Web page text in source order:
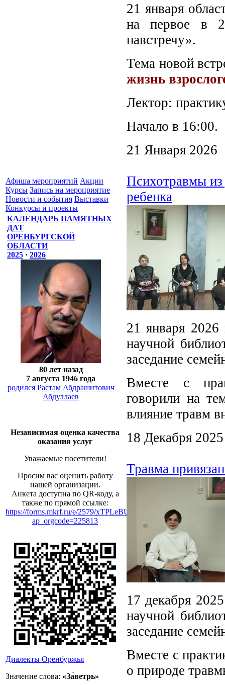
Афиша мероприятий Акции
Курсы Запись на мероприятие
Новости и события Выставки
Конкурсы и проекты
КАЛЕНДАРЬ ПАМЯТНЫХ
ДАТ
ОРЕНБУРГСКОЙ
ОБЛАСТИ
2025 · 2026
80 лет назад
7 августа 1946 года
родился Растам Абдрашитович
Абдуллаев
Независимая оценка качества
оказания услуг
Уважаемые посетители!
Просим вас оценить работу
нашей организации.
Анкета доступна по QR-коду, а
также по прямой ссылке:
https://forms.mkrf.ru/e/2579/xTPLeBU7/?
ap_orgcode=225813
Диалекты Оренбуржья
Значение слова: «За́ветрь»
21 января
на первое в
навстречу».
Тема новой
жизнь
Лектор:
Начало в 16:00.
21 Января 2026
Психотравмы из
ребенка
21 января 2026
научной
заседание
Вместе с
говорили на
влияние травм
18 Декабря 2025
Травма
17 декабря
научной
заседание
Вместе с
о природе